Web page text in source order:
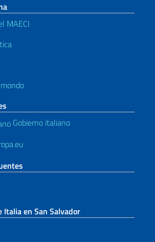
MAECI
Gobierno italiano
Italia en San Salvador